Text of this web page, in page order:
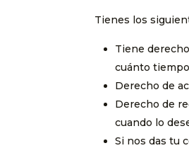
Tienes los
Tiene
cuánto
Derecho de
Derecho de
cuando lo
Si nos das tu